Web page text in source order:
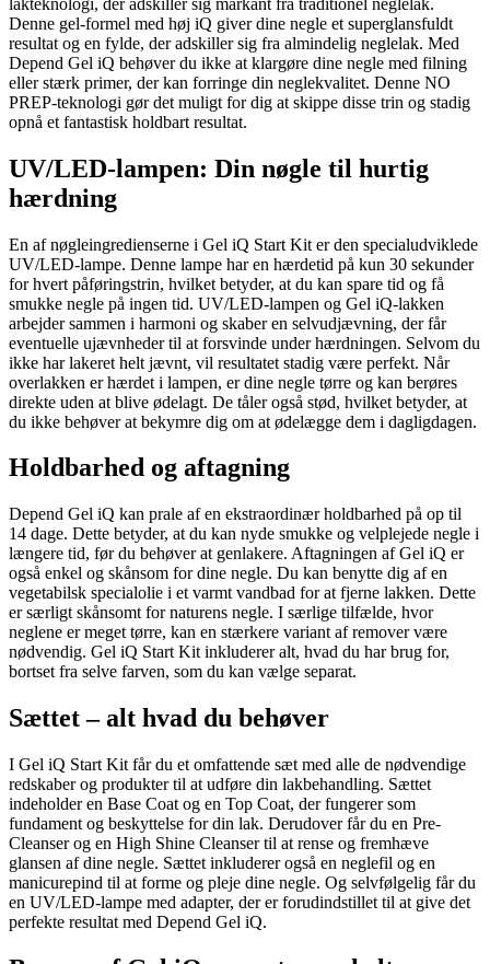
Denne gel-formel med høj iQ giver dine negle et superglansfuldt
resultat og en fylde, der adskiller sig fra almindelig neglelak. Med
Depend Gel iQ behøver du ikke at klargøre dine negle med filning
eller stærk primer, der kan forringe din neglekvalitet. Denne NO
PREP-teknologi gør det muligt for dig at skippe disse trin og stadig
opnå et fantastisk holdbart resultat.
UV/LED-lampen: Din nøgle til hurtig
hærdning
En af nøgleingredienserne i Gel iQ Start Kit er den specialudviklede
UV/LED-lampe. Denne lampe har en hærdetid på kun 30 sekunder
for hvert påføringstrin, hvilket betyder, at du kan spare tid og få
smukke negle på ingen tid. UV/LED-lampen og Gel iQ-lakken
arbejder sammen i harmoni og skaber en selvudjævning, der får
eventuelle ujævnheder til at forsvinde under hærdningen. Selvom du
ikke har lakeret helt jævnt, vil resultatet stadig være perfekt. Når
overlakken er hærdet i lampen, er dine negle tørre og kan berøres
direkte uden at blive ødelagt. De tåler også stød, hvilket betyder, at
du ikke behøver at bekymre dig om at ødelægge dem i dagligdagen.
Holdbarhed og aftagning
Depend Gel iQ kan prale af en ekstraordinær holdbarhed på op til
14 dage. Dette betyder, at du kan nyde smukke og velplejede negle i
længere tid, før du behøver at genlakere. Aftagningen af Gel iQ er
også enkel og skånsom for dine negle. Du kan benytte dig af en
vegetabilsk specialolie i et varmt vandbad for at fjerne lakken. Dette
er særligt skånsomt for naturens negle. I særlige tilfælde, hvor
neglene er meget tørre, kan en stærkere variant af remover være
nødvendig. Gel iQ Start Kit inkluderer alt, hvad du har brug for,
bortset fra selve farven, som du kan vælge separat.
Sættet – alt hvad du behøver
I Gel iQ Start Kit får du et omfattende sæt med alle de nødvendige
redskaber og produkter til at udføre din lakbehandling. Sættet
indeholder en Base Coat og en Top Coat, der fungerer som
fundament og beskyttelse for din lak. Derudover får du en Pre-
Cleanser og en High Shine Cleanser til at rense og fremhæve
glansen af dine negle. Sættet inkluderer også en neglefil og en
manicurepind til at forme og pleje dine negle. Og selvfølgelig får du
en UV/LED-lampe med adapter, der er forudindstillet til at give det
perfekte resultat med Depend Gel iQ.